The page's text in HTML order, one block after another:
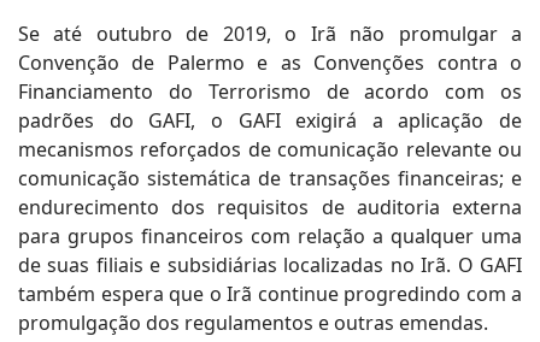
Se até outubro de 2019, o Irã não promulgar a
Convenção de Palermo e as Convenções contra o
Financiamento do Terrorismo de acordo com os
padrões do GAFI, o GAFI exigirá a aplicação de
mecanismos reforçados de comunicação relevante ou
comunicação sistemática de transações financeiras; e
endurecimento dos requisitos de auditoria externa
para grupos financeiros com relação a qualquer uma
de suas filiais e subsidiárias localizadas no Irã. O GAFI
também espera que o Irã continue progredindo com a
promulgação dos regulamentos e outras emendas.